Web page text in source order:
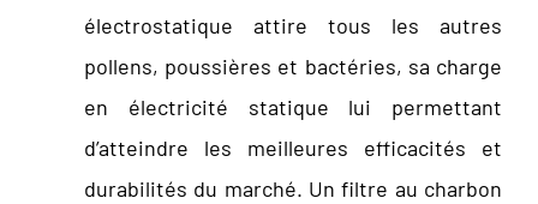
électrostatique attire tous les autres
pollens, poussières et bactéries, sa charge
en électricité statique lui permettant
d’atteindre les meilleures efficacités et
durabilités du marché. Un filtre au charbon